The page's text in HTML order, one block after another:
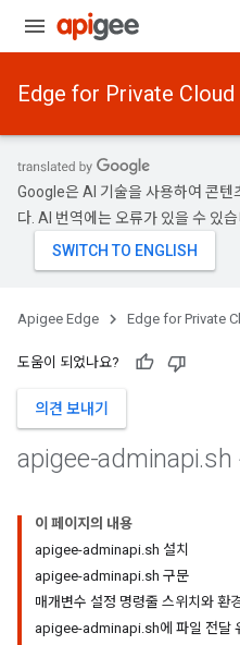
Edge for Private Cloud
Google은 AI 기술을 사용하여 콘텐
다. AI 번역에는 오류가 있을 수 있습
Apigee Edge Edge for Private
도움이 되었나요?
의견 보내기
apigee-adminapi.sh
이 페이지의 내용
apigee-adminapi.sh 설치
apigee-adminapi.sh 구문
매개변수 설정 명령줄 스위치와 환
apigee-adminapi.sh에 파일 전달